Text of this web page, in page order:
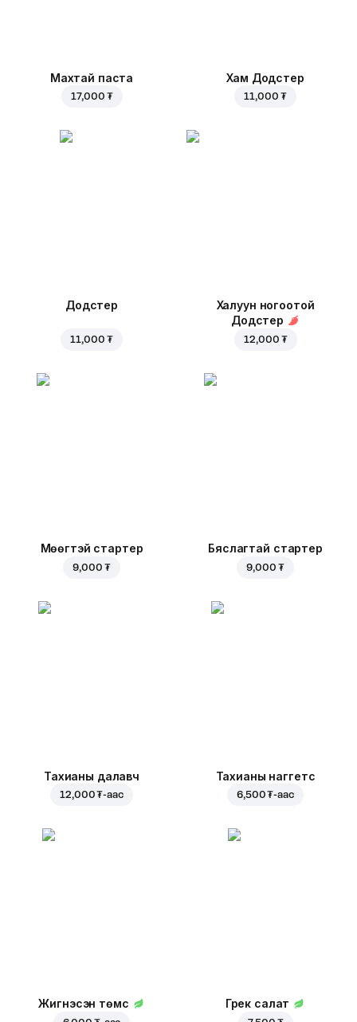
Махтай паста
17,000 ₮
Хам Додстер
11,000 ₮
Додстер
11,000 ₮
Халуун ногоотой
Додстер
12,000 ₮
Мөөгтэй стартер
9,000 ₮
Бяслагтай стартер
9,000 ₮
Тахианы далавч
12,000 ₮-аас
Тахианы наггетс
6,500 ₮-аас
Жигнэсэн төмс Грек салат